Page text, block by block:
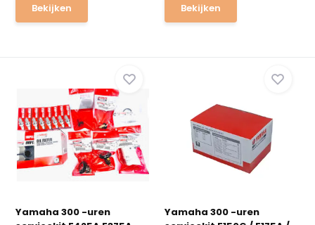
Bekijken Bekijken
Yamaha 300 -uren
Yamaha 300 -uren